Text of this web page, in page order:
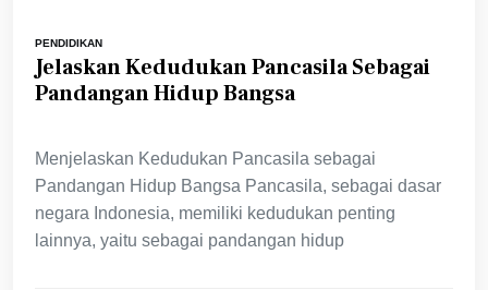
PENDIDIKAN
Jelaskan Kedudukan Pancasila Sebagai
Pandangan Hidup Bangsa
Menjelaskan Kedudukan Pancasila sebagai
Pandangan Hidup Bangsa Pancasila, sebagai dasar
negara Indonesia, memiliki kedudukan penting
lainnya, yaitu sebagai pandangan hidup